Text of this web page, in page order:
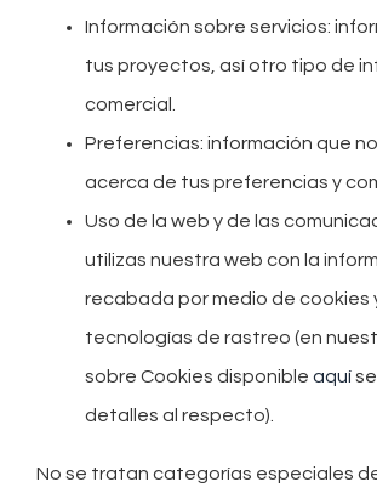
Información sobre servicios:
tus proyectos, así otro tipo de
comercial.
Preferencias: información que
acerca de tus preferencias y
Uso de la web y de las
utilizas nuestra web con la
recabada por medio de cookies
tecnologías de rastreo (en
sobre Cookies disponible aquí
detalles al respecto).
No se tratan categorías especiales